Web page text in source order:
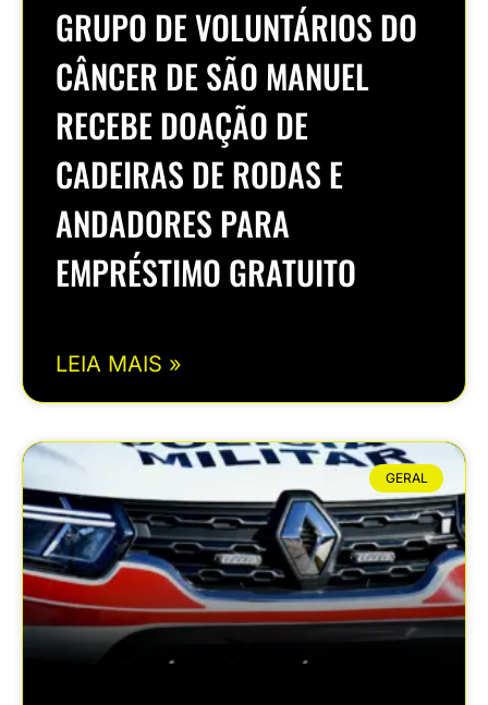
GRUPO DE VOLUNTÁRIOS DO
CÂNCER DE SÃO MANUEL
RECEBE DOAÇÃO DE
CADEIRAS DE RODAS E
ANDADORES PARA
EMPRÉSTIMO GRATUITO
LEIA MAIS »
GERAL